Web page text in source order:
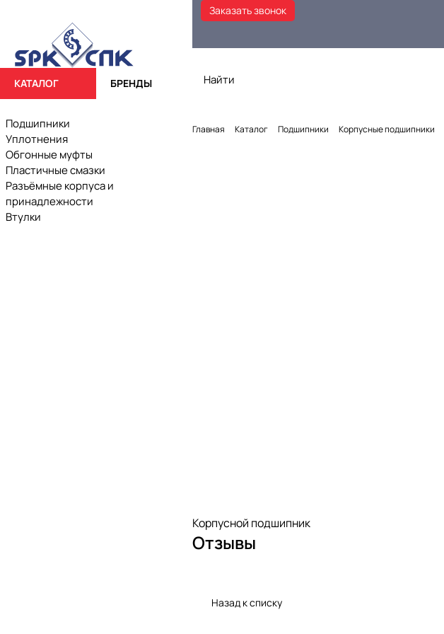
Заказать звонок
Главная Каталог Подшипники Корпусные подшипники
Корпусной подшипник
Отзывы
Назад к списку
КАТАЛОГ БРЕНДЫ
Подшипники
Уплотнения
Обгонные муфты
Пластичные смазки
Разъёмные корпуса и
принадлежности
Втулки